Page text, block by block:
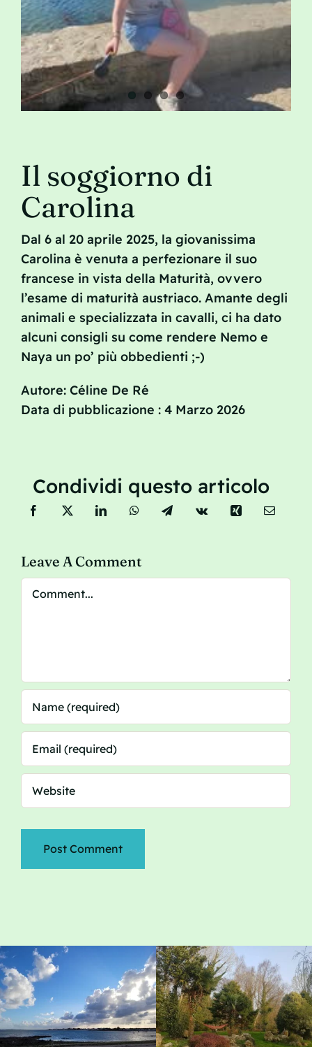
Contatto
Il soggiorno di
Carolina
Dal 6 al 20 aprile 2025, la giovanissima
Carolina è venuta a perfezionare il suo
francese in vista della Maturità, ovvero
l’esame di maturità austriaco. Amante degli
animali e specializzata in cavalli, ci ha dato
alcuni consigli su come rendere Nemo e
Naya un po’ più obbedienti ;-)
Autore: Céline De Ré
Data di pubblicazione : 4 Marzo 2026
Condividi questo articolo
Leave A Comment
Comment